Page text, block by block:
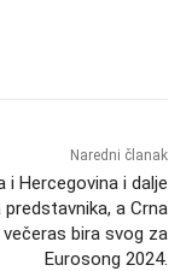
Naredni članak
i Hercegovina i dalje
predstavnika, a Crna
večeras bira svog za
Eurosong 2024.